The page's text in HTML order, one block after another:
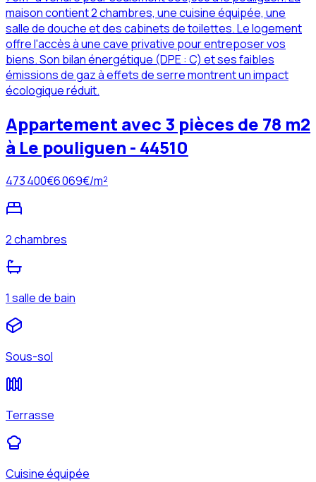
maison contient 2 chambres, une cuisine équipée, une
salle de douche et des cabinets de toilettes. Le logement
offre l'accès à une cave privative pour entreposer vos
biens. Son bilan énergétique (DPE : C) et ses faibles
émissions de gaz à effets de serre montrent un impact
écologique réduit.
Appartement avec 3 pièces de 78 m2
à Le pouliguen - 44510
473 400€6 069€/m²
2 chambres
1 salle de bain
Sous-sol
Terrasse
Cuisine équipée